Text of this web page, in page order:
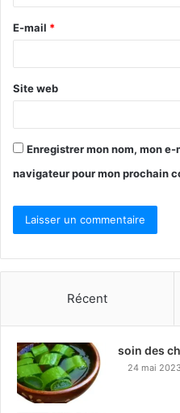
e
*
E-mail *
Site web
Enregistrer mon nom, mon
navigateur pour mon prochain
Récent
soin des
24 mai 2023